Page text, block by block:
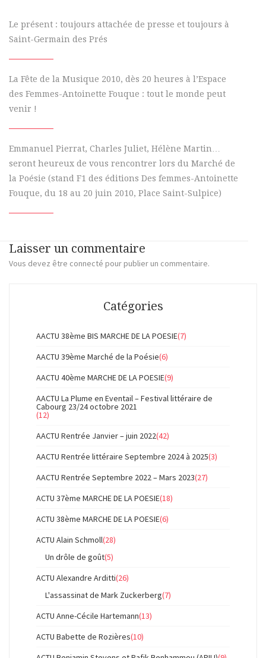
Le présent : toujours attachée de presse et toujours à
Saint-Germain des Prés
La Fête de la Musique 2010, dès 20 heures à l’Espace
des Femmes-Antoinette Fouque : tout le monde peut
venir !
Emmanuel Pierrat, Charles Juliet, Hélène Martin…
seront heureux de vous rencontrer lors du Marché de
la Poésie (stand F1 des éditions Des femmes-Antoinette
Fouque, du 18 au 20 juin 2010, Place Saint-Sulpice)
Laisser un commentaire
Vous devez être connecté pour publier un commentaire.
Catégories
AACTU 38ème BIS MARCHE DE LA POESIE(7)
AACTU 39ème Marché de la Poésie(6)
AACTU 40ème MARCHE DE LA POESIE(9)
AACTU La Plume en Eventail – Festival littéraire de
Cabourg 23/24 octobre 2021
(12)
AACTU Rentrée Janvier – juin 2022(42)
AACTU Rentrée littéraire Septembre 2024 à 2025(3)
AACTU Rentrée Septembre 2022 – Mars 2023(27)
ACTU 37ème MARCHE DE LA POESIE(18)
ACTU 38ème MARCHE DE LA POESIE(6)
ACTU Alain Schmoll(28)
Un drôle de goût(5)
ACTU Alexandre Arditti(26)
L'assassinat de Mark Zuckerberg(7)
ACTU Anne-Cécile Hartemann(13)
ACTU Babette de Rozières(10)